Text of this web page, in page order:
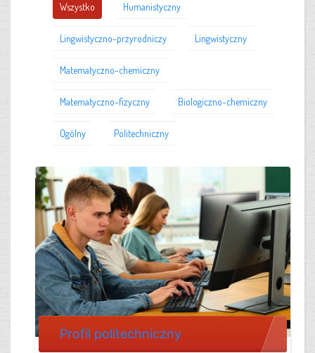
Wszystko Humanistyczny
Lingwistyczno-przyrodniczy Lingwistyczny
Matematyczno-chemiczny
Matematyczno-fizyczny Biologiczno-chemiczny
Ogólny Politechniczny
Profil politechniczny